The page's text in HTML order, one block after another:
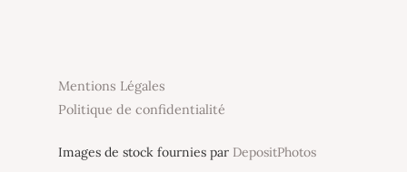
Mentions Légales
Politique de confidentialité
Images de stock fournies par DepositPhotos